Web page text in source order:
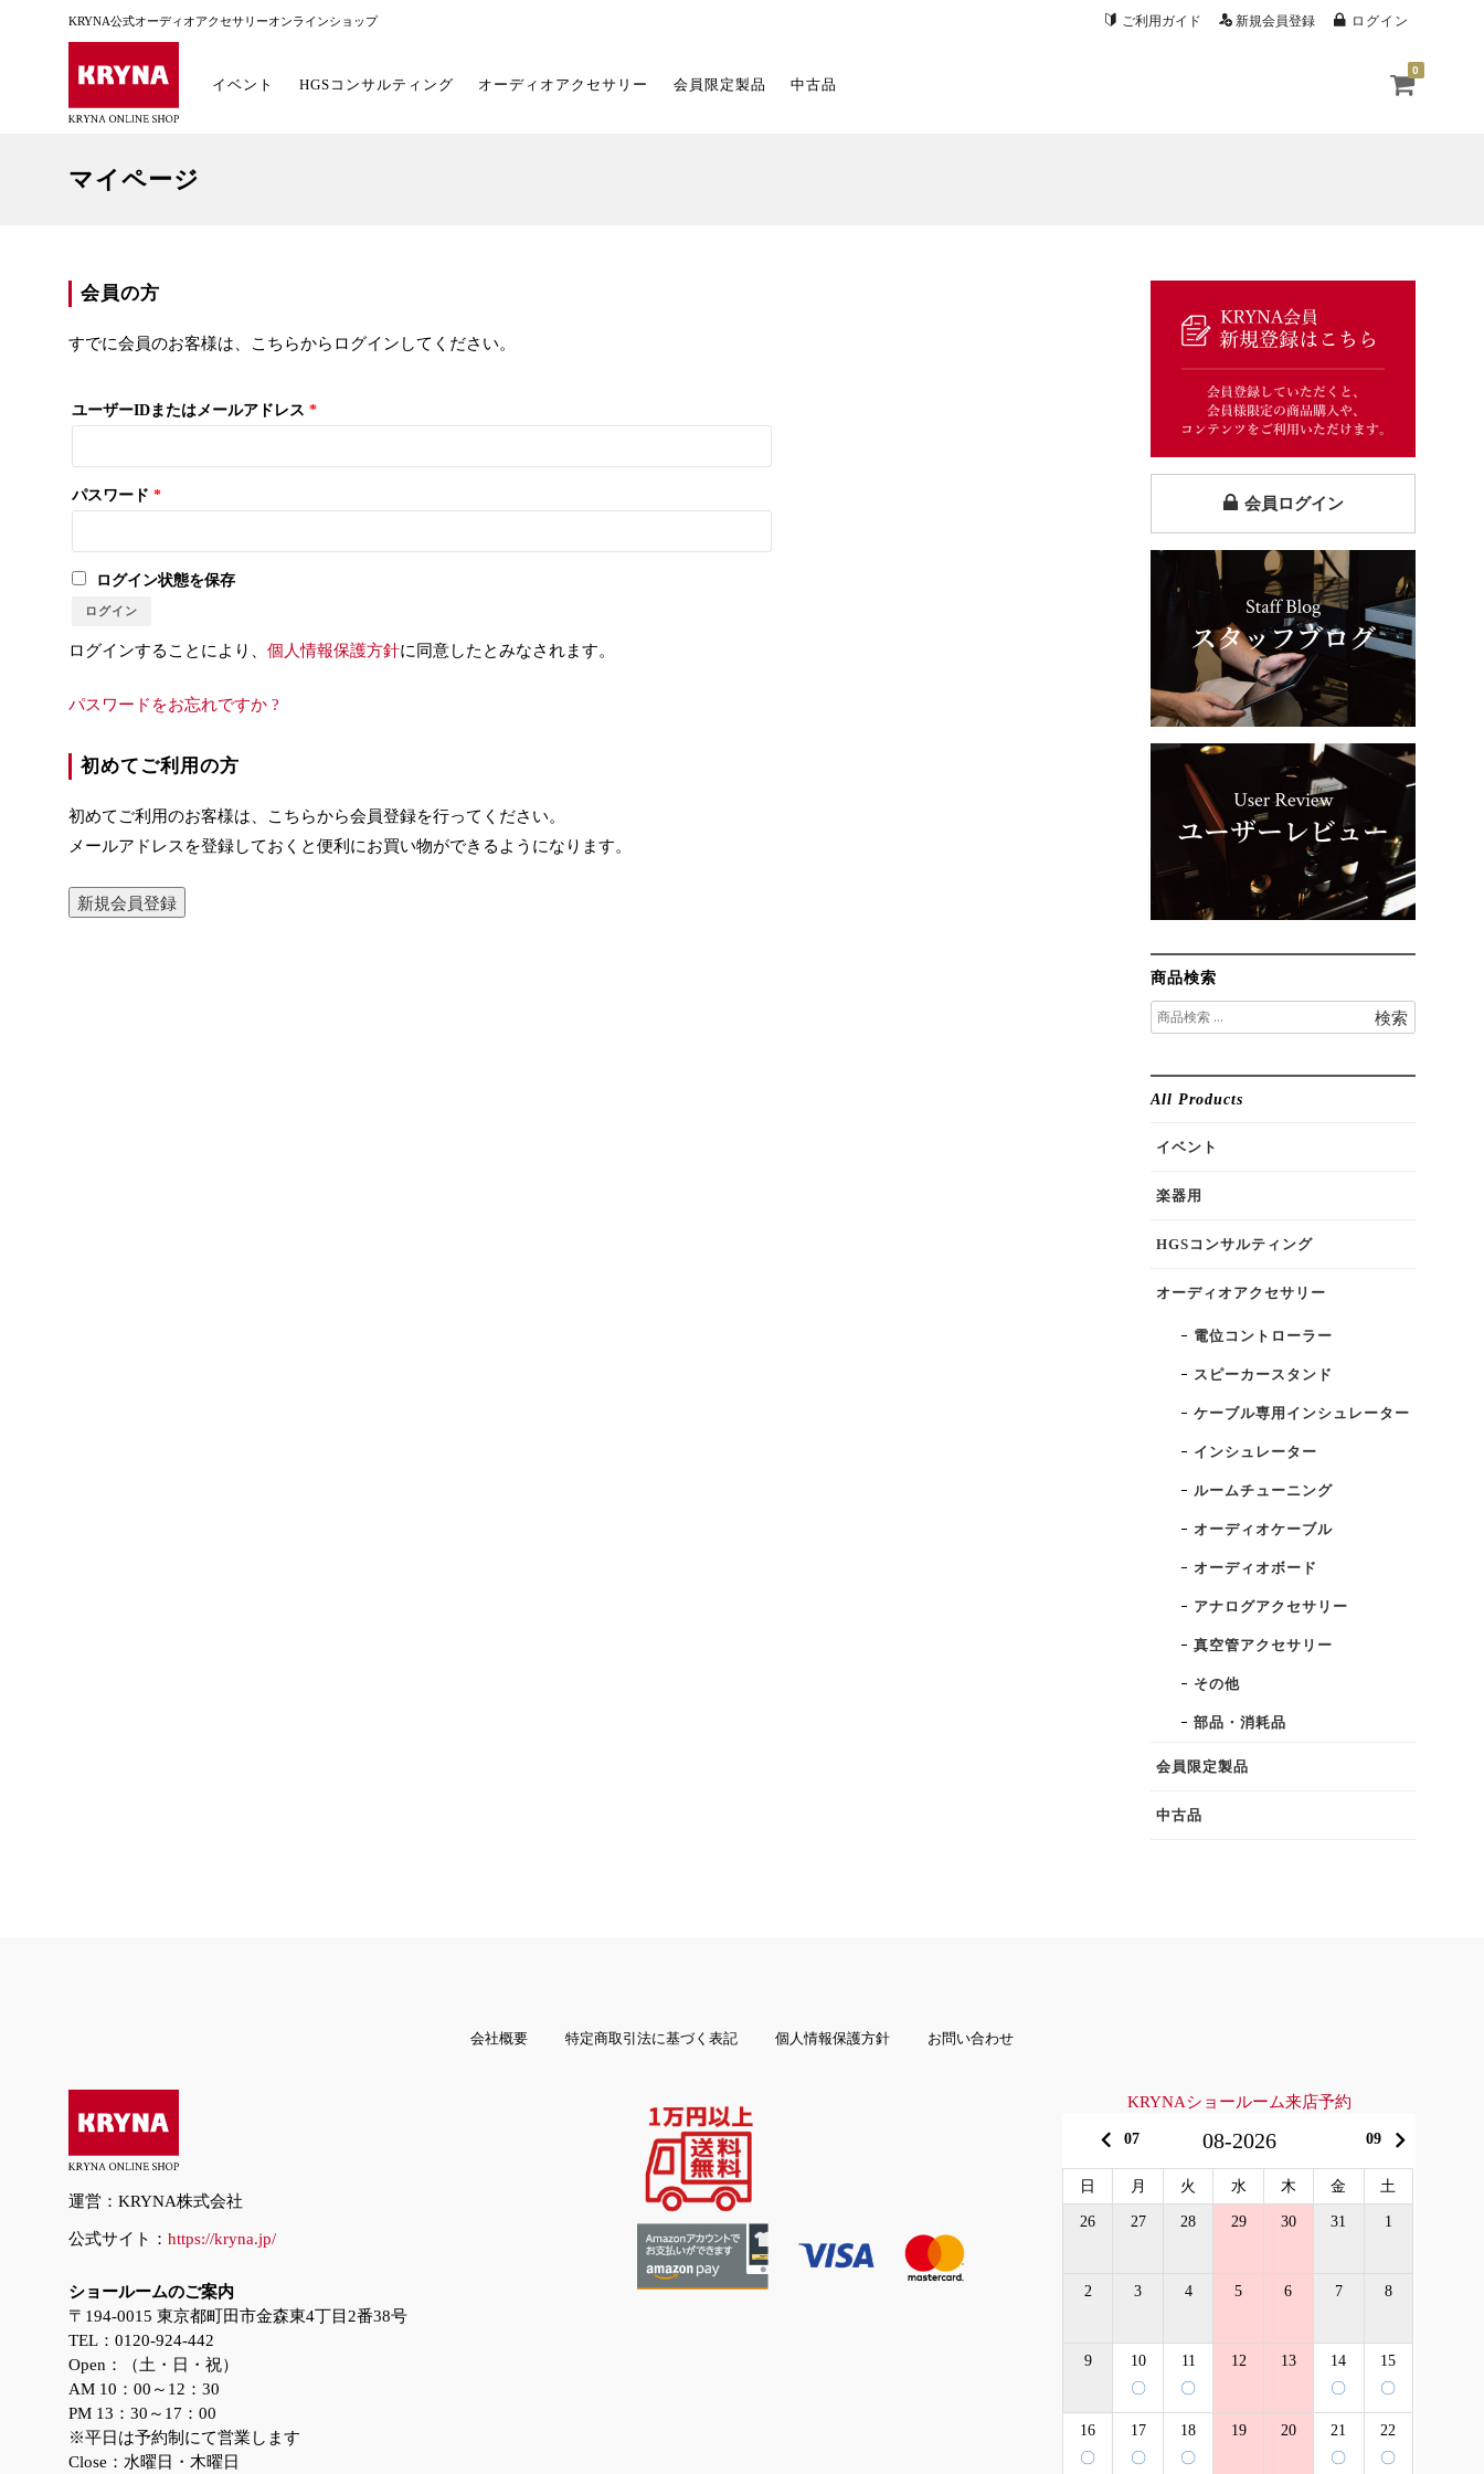
KRYNA公式オーディオアクセサリーオンラインショップ ご利用ガイド 新規会員登録 ログイン
イベント HGSコンサルティング オーディオアクセサリー 会員限定製品 中古品
0
マイページ
会員の方
すでに会員のお客様は、こちらからログインしてください。
ユーザーIDまたはメールアドレス *
パスワード *
ログイン状態を保存
ログイン
ログインすることにより、 個人情報保護方針に同意したとみなされます。
パスワードをお忘れですか ?
初めてご利用の方
初めてご利用のお客様は、こちらから会員登録を行ってください。
メールアドレスを登録しておくと便利にお買い物ができるようになります。
新規会員登録
会員ログイン
商品検索
検
索
検索
All Products
イベント
楽器用
HGSコンサルティング
オーディオアクセサリー
電位コントローラー
スピーカースタンド
ケーブル専用インシュレーター
インシュレーター
ルームチューニング
オーディオケーブル
オーディオボード
アナログアクセサリー
真空管アクセサリー
その他
部品・消耗品
会員限定製品
中古品
会社概要 特定商取引法に基づく表記 個人情報保護方針 お問い合わせ
運営：KRYNA株式会社
公式サイト： https://kryna.jp/
ショールームのご案内
〒194-0015 東京都町田市金森東4丁目2番38号
TEL：0120-924-442
Open：（土・日・祝）
AM 10：00～12：30
PM 13：30～17：00
※平日は予約制にて営業します
Close：水曜日・木曜日
KRYNAショールーム来店予約
keyboard_arrow_left 07 08-2026 09 keyboard_arrow_right
日 月 火 水 木 金 土
26 27 28 29 30 31 1
2 3 4 5 6 7 8
9 10
〇
11
〇
12 13 14
〇
15
〇
16
〇
17
〇
18
〇
19 20 21
〇
22
〇